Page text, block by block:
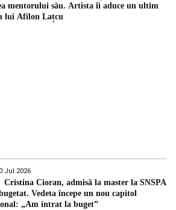
mentorului său. Artista îi aduce un ultim
lui Afilon Lațcu
Jul 2026
Cristina Cioran, admisă la master la SNSPA
Vedeta începe un nou capitol
„Am intrat la buget”